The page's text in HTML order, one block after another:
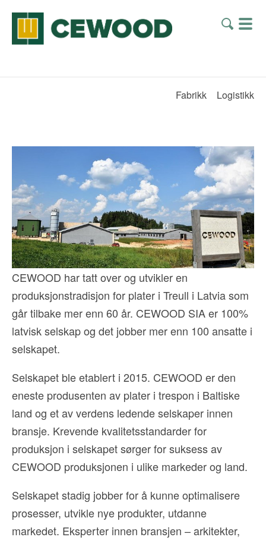
Fabrikk Logistikk
CEWOOD har tatt over og utvikler en
produksjonstradisjon for plater i Treull i Latvia som
går tilbake mer enn 60 år. CEWOOD SIA er 100%
latvisk selskap og det jobber mer enn 100 ansatte i
selskapet.
Selskapet ble etablert i 2015. CEWOOD er den
eneste produsenten av plater i trespon i Baltiske
land og et av verdens ledende selskaper innen
bransje. Krevende kvalitetsstandarder for
produksjon i selskapet sørger for suksess av
CEWOOD produksjonen i ulike markeder og land.
Selskapet stadig jobber for å kunne optimalisere
prosesser, utvikle nye produkter, utdanne
markedet. Eksperter innen bransjen – arkitekter,